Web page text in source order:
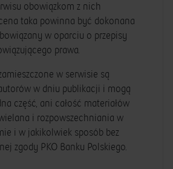
obowiązkom z nich
taka powinna być dokonana
w oparciu o przepisy
prawa.
w serwisie są
w dniu publikacji i mogą
część, ani całość materiałów
i rozpowszechniania w
i w jakikolwiek sposób bez
zgody PKO Banku Polskiego.